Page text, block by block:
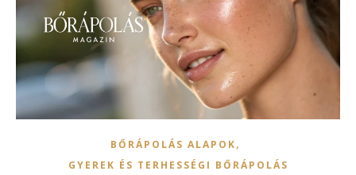
BŐRÁPOLÁS ALAPOK,
GYEREK ÉS TERHESSÉGI BŐRÁPOLÁS